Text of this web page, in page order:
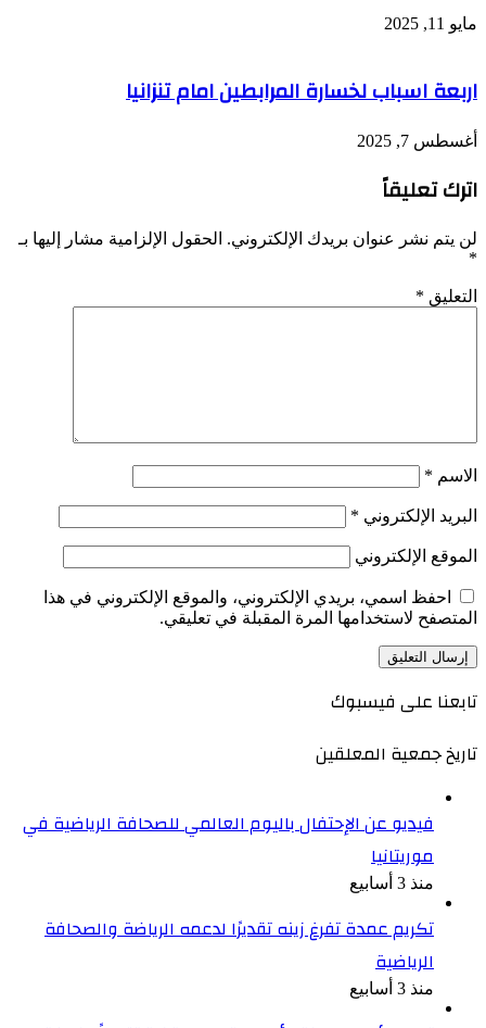
مايو 11, 2025
اربعة اسباب لخسارة المرابطين امام تنزانيا
أغسطس 7, 2025
اترك تعليقاً
لن يتم نشر عنوان بريدك الإلكتروني. الحقول الإلزامية مشار إليها بـ
*
التعليق *
الاسم *
البريد الإلكتروني *
الموقع الإلكتروني
احفظ اسمي، بريدي الإلكتروني، والموقع الإلكتروني في هذا
المتصفح لاستخدامها المرة المقبلة في تعليقي.
تابعنا على فيسبوك
تاريخ جمعية المعلقين
فيديو عن الإحتفال باليوم العالمي للصحافة الرياضية في
موريتانيا
منذ 3 أسابيع
تكريم عمدة تفرغ زينه تقديرًا لدعمه الرياضة والصحافة
الرياضية
منذ 3 أسابيع